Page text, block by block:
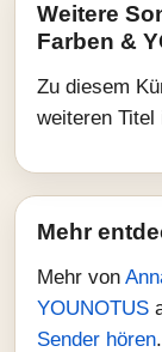
Weitere
Farben &
Zu diesem
weiteren
Mehr
Mehr von
YOUNOTUS
Sender hören.